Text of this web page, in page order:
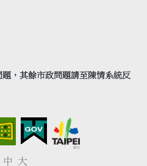
，其餘市政問題請至陳情系統反
中 大